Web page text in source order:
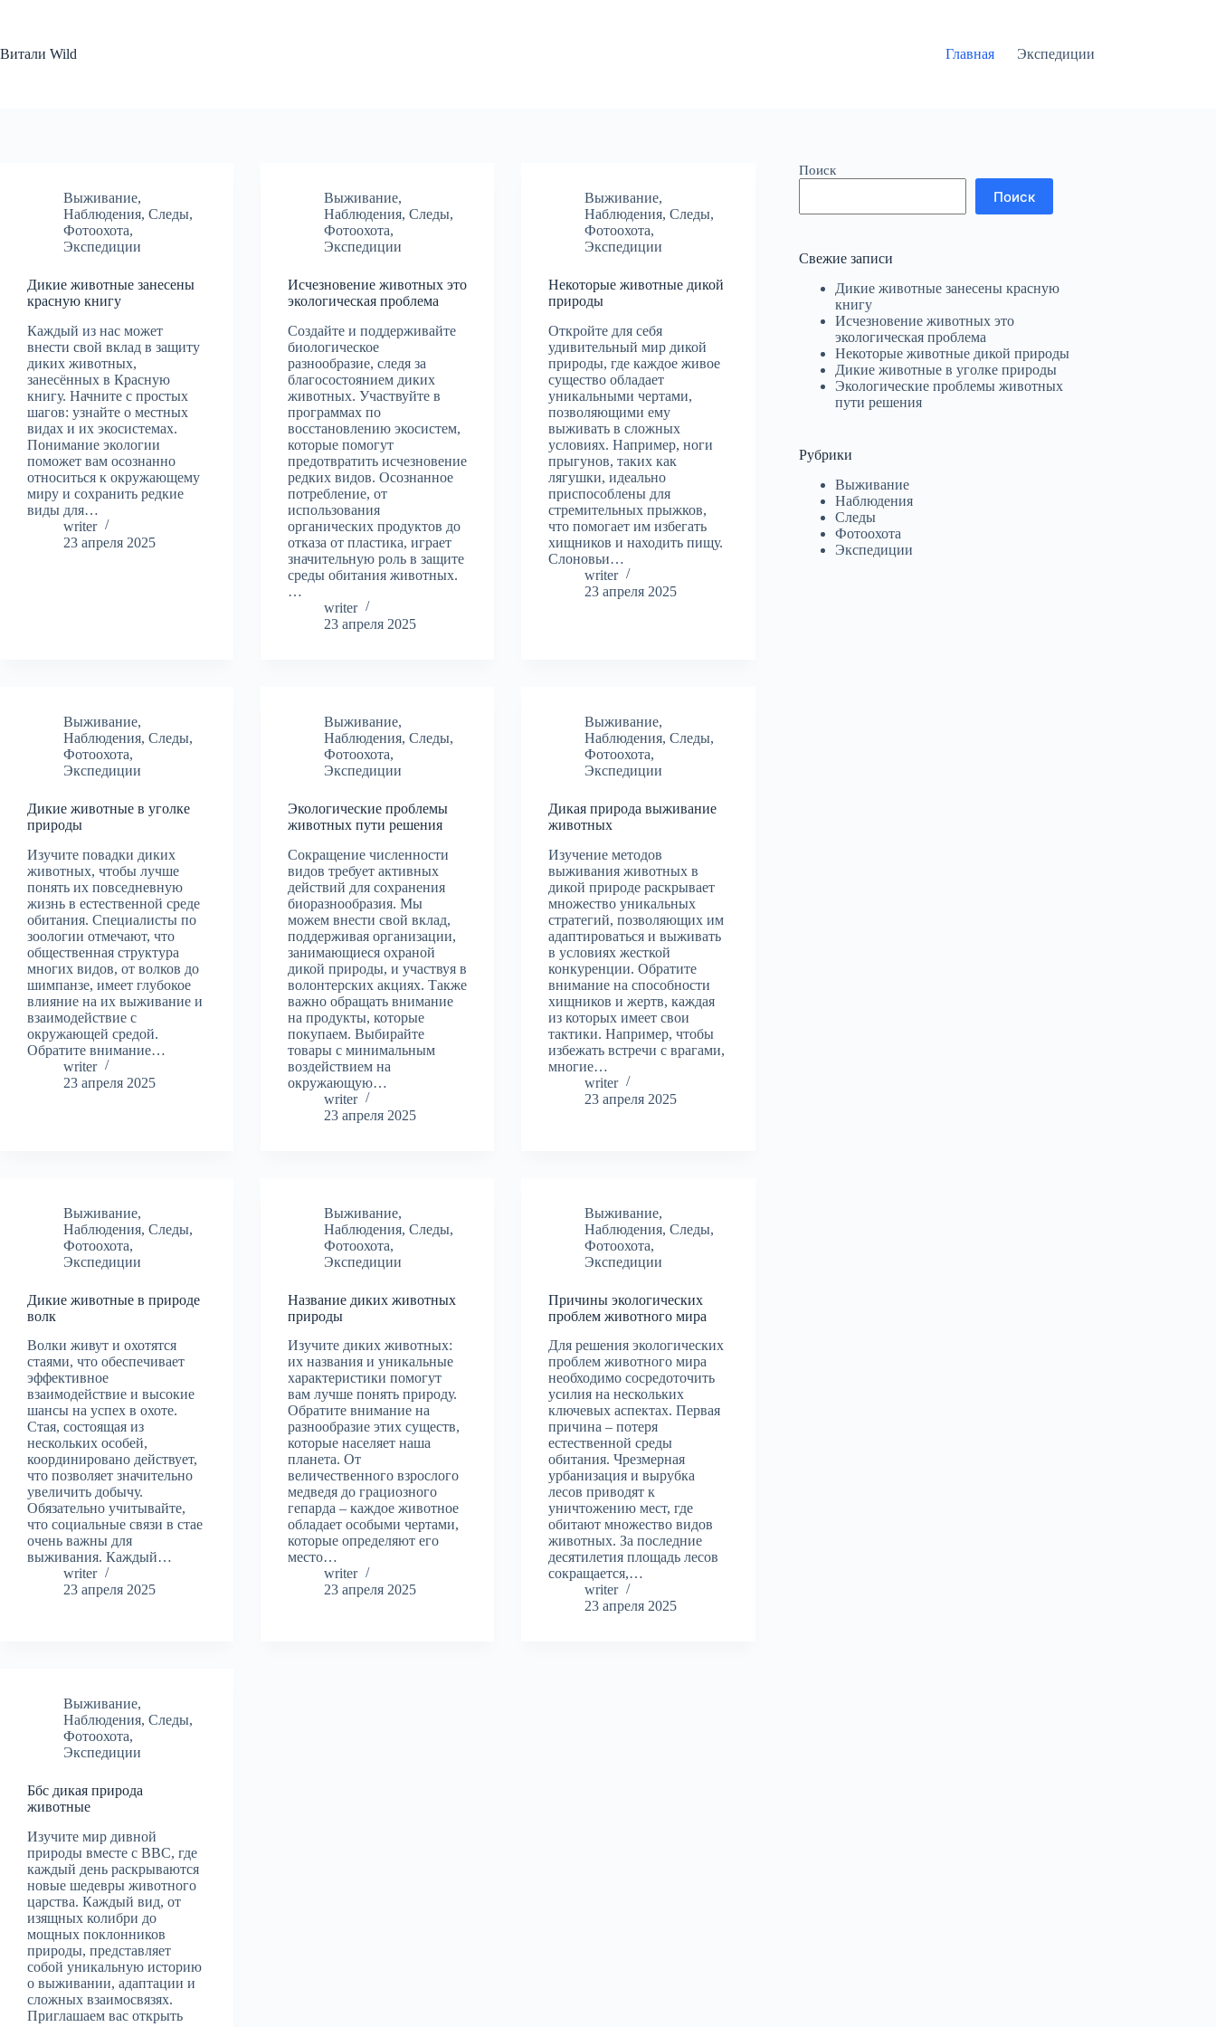
Витали Wild
Главная Экспедиции
Выживание,
Наблюдения, Следы,
Фотоохота,
Экспедиции
Дикие животные занесены
красную книгу
Каждый из нас может
внести свой вклад в защиту
диких животных,
занесённых в Красную
книгу. Начните с простых
шагов: узнайте о местных
видах и их экосистемах.
Понимание экологии
поможет вам осознанно
относиться к окружающему
миру и сохранить редкие
виды для…
writer
23 апреля 2025
Выживание,
Наблюдения,Следы,
Фотоохота,
Экспедиции
Исчезновение животных это
экологическая проблема
Создайте и поддерживайте
биологическое
разнообразие, следя за
благосостоянием диких
животных. Участвуйте в
программах по
восстановлению экосистем,
которые помогут
предотвратить исчезновение
редких видов. Осознанное
потребление, от
использования
органических продуктов до
отказа от пластика, играет
значительную роль в защите
среды обитания животных.
…
writer
23 апреля 2025
Выживание,
Наблюдения,Следы,
Фотоохота,
Экспедиции
Некоторые животные дикой
природы
Откройте для себя
удивительный мир дикой
природы, где каждое живое
существо обладает
уникальными чертами,
позволяющими ему
выживать в сложных
условиях. Например, ноги
прыгунов, таких как
лягушки, идеально
приспособлены для
стремительных прыжков,
что помогает им избегать
хищников и находить пищу.
Слоновьи…
writer
23 апреля 2025
Выживание,
Наблюдения, Следы,
Фотоохота,
Экспедиции
Дикие животные в уголке
природы
Изучите повадки диких
животных, чтобы лучше
понять их повседневную
жизнь в естественной среде
обитания. Специалисты по
зоологии отмечают, что
общественная структура
многих видов, от волков до
шимпанзе, имеет глубокое
влияние на их выживание и
взаимодействие с
окружающей средой.
Обратите внимание…
writer
23 апреля 2025
Выживание,
Наблюдения,Следы,
Фотоохота,
Экспедиции
Экологические проблемы
животных пути решения
Сокращение численности
видов требует активных
действий для сохранения
биоразнообразия. Мы
можем внести свой вклад,
поддерживая организации,
занимающиеся охраной
дикой природы, и участвуя в
волонтерских акциях. Также
важно обращать внимание
на продукты, которые
покупаем. Выбирайте
товары с минимальным
воздействием на
окружающую…
writer
23 апреля 2025
Выживание,
Наблюдения,Следы,
Фотоохота,
Экспедиции
Дикая природа выживание
животных
Изучение методов
выживания животных в
дикой природе раскрывает
множество уникальных
стратегий, позволяющих им
адаптироваться и выживать
в условиях жесткой
конкуренции. Обратите
внимание на способности
хищников и жертв, каждая
из которых имеет свои
тактики. Например, чтобы
избежать встречи с врагами,
многие…
writer
23 апреля 2025
Выживание,
Наблюдения, Следы,
Фотоохота,
Экспедиции
Дикие животные в природе
волк
Волки живут и охотятся
стаями, что обеспечивает
эффективное
взаимодействие и высокие
шансы на успех в охоте.
Стая, состоящая из
нескольких особей,
координировано действует,
что позволяет значительно
увеличить добычу.
Обязательно учитывайте,
что социальные связи в стае
очень важны для
выживания. Каждый…
writer
23 апреля 2025
Выживание,
Наблюдения,Следы,
Фотоохота,
Экспедиции
Название диких животных
природы
Изучите диких животных:
их названия и уникальные
характеристики помогут
вам лучше понять природу.
Обратите внимание на
разнообразие этих существ,
которые населяет наша
планета. От
величественного взрослого
медведя до грациозного
гепарда – каждое животное
обладает особыми чертами,
которые определяют его
место…
writer
23 апреля 2025
Выживание,
Наблюдения,Следы,
Фотоохота,
Экспедиции
Причины экологических
проблем животного мира
Для решения экологических
проблем животного мира
необходимо сосредоточить
усилия на нескольких
ключевых аспектах. Первая
причина – потеря
естественной среды
обитания. Чрезмерная
урбанизация и вырубка
лесов приводят к
уничтожению мест, где
обитают множество видов
животных. За последние
десятилетия площадь лесов
сокращается,…
writer
23 апреля 2025
Выживание,
Наблюдения, Следы,
Фотоохота,
Экспедиции
Ббс дикая природа
животные
Изучите мир дивной
природы вместе с BBC, где
каждый день раскрываются
новые шедевры животного
царства. Каждый вид, от
изящных колибри до
мощных поклонников
природы, представляет
собой уникальную историю
о выживании, адаптации и
сложных взаимосвязях.
Приглашаем вас открыть
Поиск
Поиск
Свежие записи
Дикие животные занесены красную
книгу
Исчезновение животных это
экологическая проблема
Некоторые животные дикой природы
Дикие животные в уголке природы
Экологические проблемы животных
пути решения
Рубрики
Выживание
Наблюдения
Следы
Фотоохота
Экспедиции